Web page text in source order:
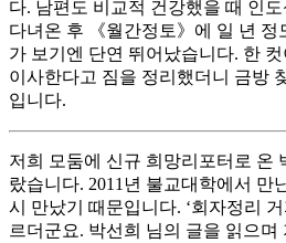
다. 남편도 비교적 건강했을 때 인
다녀온 후 《월간정토》에 일 년 정
가 보기엔 단연 뛰어났습니다. 한
이사한다고 짐을 정리했더니 금방
입니다.
저희 모둠에 신규 희망리포터로 온
랐습니다. 2011년 불교대학에서 만
시 만났기 때문입니다. ‘회자정리
르더군요. 박선희 님의 글을 읽으며